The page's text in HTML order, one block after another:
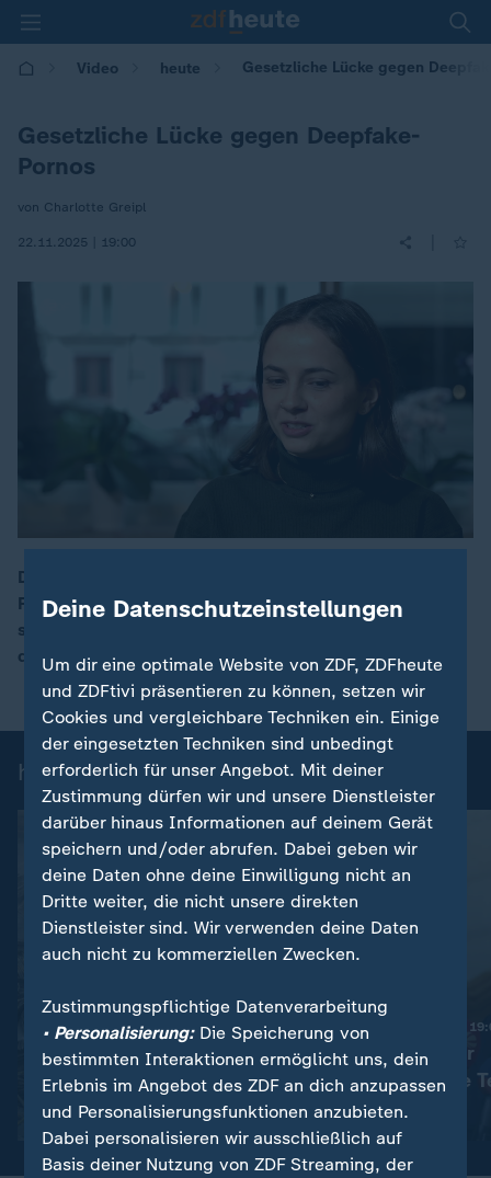
Video heute Gesetzliche Lücke gegen
Gesetzliche Lücke gegen Deepfake-
Pornos
von Charlotte Greipl
22.11.2025 | 19:00
00:15
Durch künstliche Intelligenz werden aus harmlosen
Fotos pornografische Inhalte entwickelt. Gegen die
sogenannten "Deepfake-Pornos" gibt es noch keine
direkte gesetzliche Handhabe.
heute 19:00 Uhr: Einzelbeiträge
Nachrichten | heute 19:00 Uhr
Viele Tote in der Ukraine
Video1:42
Nachrichten | heute
Haftstrafen für
rechtsextreme
Video1:42
Deine Datenschutzeinstellungen
Um dir eine optimale Website von ZDF, ZDFheute
und ZDFtivi präsentieren zu können, setzen wir
Cookies und vergleichbare Techniken ein. Einige
der eingesetzten Techniken sind unbedingt
erforderlich für unser Angebot. Mit deiner
Zustimmung dürfen wir und unsere Dienstleister
darüber hinaus Informationen auf deinem Gerät
speichern und/oder abrufen. Dabei geben wir
deine Daten ohne deine Einwilligung nicht an
Dritte weiter, die nicht unsere direkten
Dienstleister sind. Wir verwenden deine Daten
auch nicht zu kommerziellen Zwecken.
Zustimmungspflichtige Datenverarbeitung
• Personalisierung:Die Speicherung von
bestimmten Interaktionen ermöglicht uns, dein
Erlebnis im Angebot des ZDF an dich anzupassen
und Personalisierungsfunktionen anzubieten.
Dabei personalisieren wir ausschließlich auf
Basis deiner Nutzung von ZDF Streaming, der